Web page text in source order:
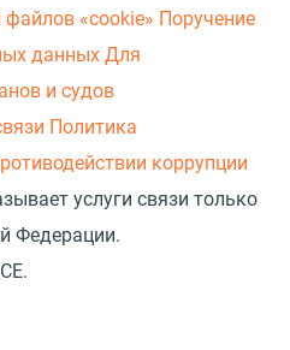
«cookie» Поручение
данных Для
и судов
Политика
коррупции
услуги связи только
Федерации.